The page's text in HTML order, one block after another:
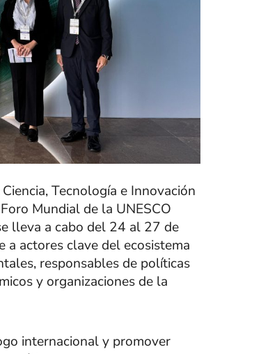
Tecnología e Innovación
Mundial de la UNESCO
lleva a cabo del 24 al 27 de
a actores clave del ecosistema
responsables de políticas
y organizaciones de la
internacional y promover